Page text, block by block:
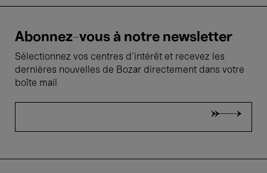
Abonnez-vous à notre newsletter
Sélectionnez vos centres d'intérêt et recevez les
dernières nouvelles de Bozar directement dans votre
boîte mail